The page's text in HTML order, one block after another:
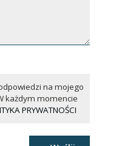
na mojego
każdym momencie
PRYWATNOŚCI